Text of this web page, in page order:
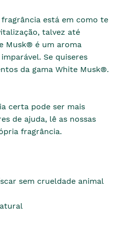
está em como te
talvez até
Musk® é um aroma
Se quiseres
da gama White Musk®.
certa pode ser mais
de ajuda, lê as nossas
fragrância.
sem crueldade animal